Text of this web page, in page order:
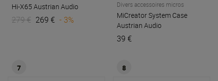
Hi-X65 Austrian Audio
279 € 269 € - 3%
Divers accessoires micros
MiCreator System Case
Austrian Audio
39 €
7 8